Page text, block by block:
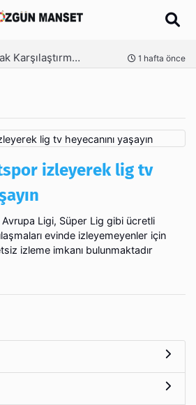
Av Çakısı İle Sabit Bıçak Karşılaştırması 1 hafta önce
izleyerek lig tv
Ligi, Süper Lig gibi ücretli
evinde izleyemeyenler için
izleme imkanı bulunmaktadır